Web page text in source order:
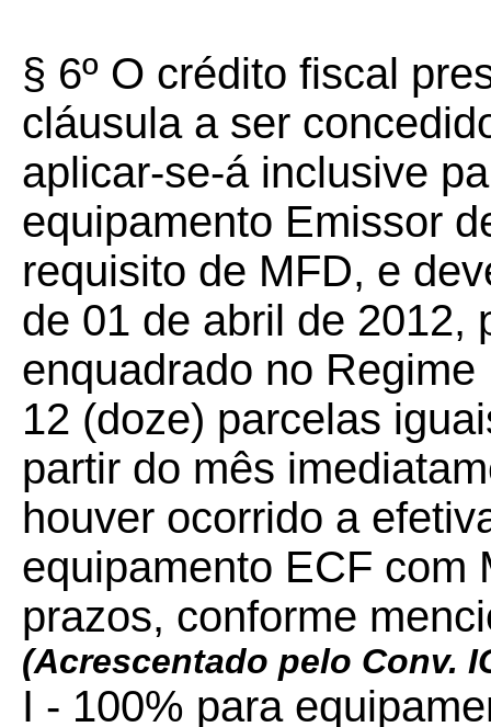
§ 6º O crédito fiscal
cláusula a ser
aplicar-se-á inclusive
equipamento Emissor
requisito de MFD, e
de 01 de abril de 2012,
enquadrado no
12 (doze) parcelas
partir do mês
houver ocorrido a
equipamento ECF com
prazos, conforme
(Acrescentado pelo Conv.
I - 100% para